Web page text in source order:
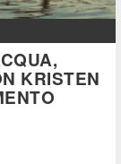
KRISTEN